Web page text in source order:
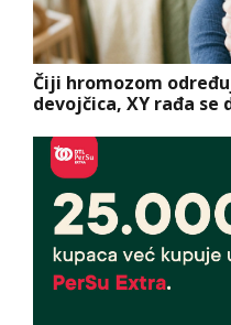
Čiji hromozom
devojčica, XY rađa se